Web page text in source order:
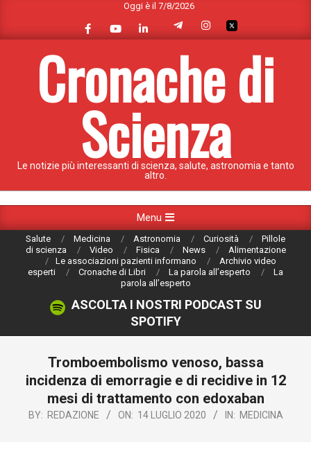
content
Oggi è il 7/8/2026
Cronache di
Scienza
Le notizie più interessanti di scienza, salute, astronomia e tanto
altro.
Navigation
Menu
Salute Medicina Astronomia Curiosità
Pillole
di scienza
Video Fisica News
Alimentazione
Le associazioni pazienti informano
Archivio video
esperti
Cronache di Libri La parola all’esperto
La
parola all’esperto
ASCOLTA I NOSTRI PODCAST SU
SPOTIFY
Tromboembolismo venoso, bassa
incidenza di emorragie e di recidive in 12
mesi di trattamento con edoxaban
BY: REDAZIONE ON: 14 LUGLIO 2020 IN: MEDICINA